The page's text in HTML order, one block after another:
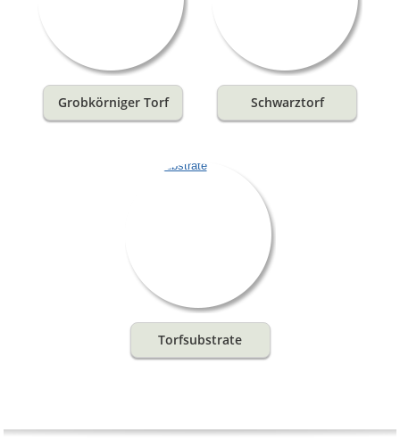
Grobkörniger Torf Schwarztorf
Torfsubstrate